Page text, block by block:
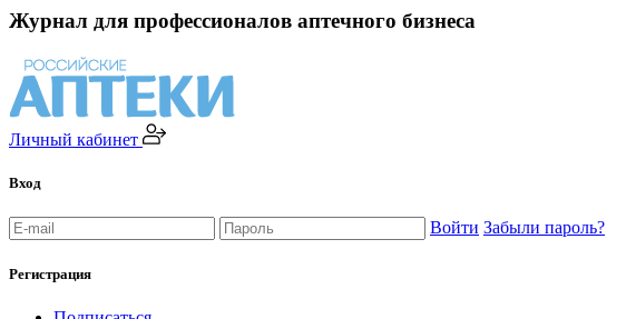
Журнал для профессионалов аптечного бизнеса
Личный кабинет
Вход
Войти Забыли пароль?
Регистрация